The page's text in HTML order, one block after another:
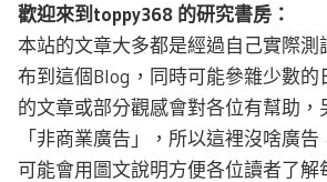
歡迎來到toppy368 的研究書房：
本站的文章大多都是經過自己實際測
布到這個Blog，同時可能參雜少數的
的文章或部分觀感會對各位有幫助，
「非商業廣告」，所以這裡沒啥廣
可能會用圖文說明方便各位讀者了解